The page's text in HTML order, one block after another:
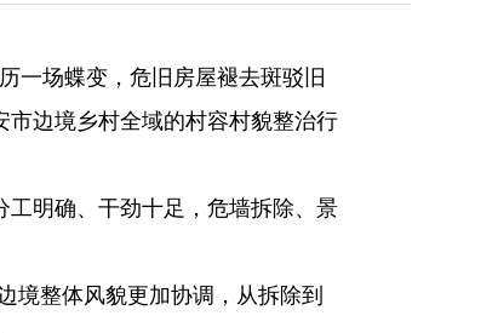
一场蝶变，危旧房屋褪去斑驳旧
边境乡村全域的村容村貌整治行
明确、干劲十足，危墙拆除、景
境整体风貌更加协调，从拆除到